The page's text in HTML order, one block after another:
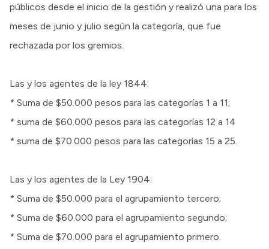
públicos desde el inicio de la gestión y realizó una para los
meses de junio y julio según la categoría, que fue
rechazada por los gremios.
Las y los agentes de la ley 1844:
* Suma de $50.000 pesos para las categorías 1 a 11;
* suma de $60.000 pesos para las categorías 12 a 14
* suma de $70.000 pesos para las categorías 15 a 25.
Las y los agentes de la Ley 1904:
* Suma de $50.000 para el agrupamiento tercero;
* Suma de $60.000 para el agrupamiento segundo;
* Suma de $70.000 para el agrupamiento primero.